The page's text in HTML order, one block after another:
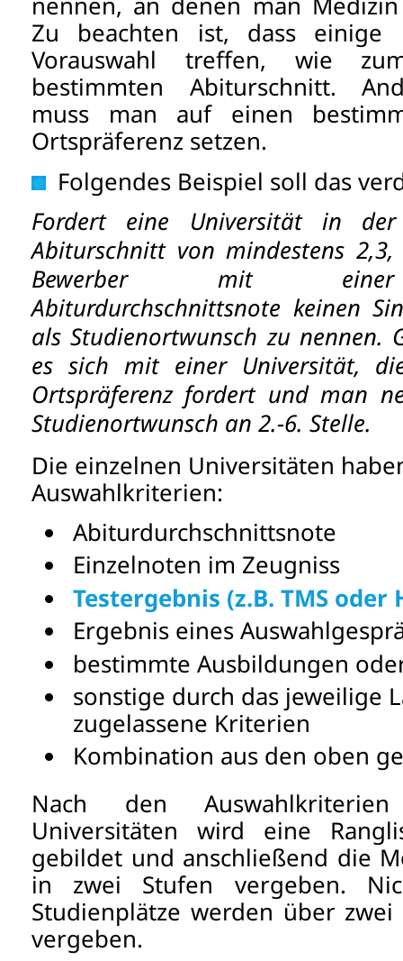
Zu beachten ist, dass einige
Vorauswahl treffen, wie
bestimmten Abiturschnitt.
muss man auf einen
Ortspräferenz setzen.
Folgendes Beispiel soll das
Fordert eine Universität in der
Abiturschnitt von mindestens
Bewerber mit einer
Abiturdurchschnittsnote keinen
als Studienortwunsch zu nennen.
es sich mit einer Universität,
Ortspräferenz fordert und man
Studienortwunsch an 2.-6. Stelle.
Die einzelnen Universitäten
Auswahlkriterien:
Abiturdurchschnittsnote
Einzelnoten im Zeugniss
Testergebnis (z.B. TMS oder
Ergebnis eines
bestimmte Ausbildungen
sonstige durch das jeweilige
zugelassene Kriterien
Kombination aus den oben
Nach den
Universitäten wird eine
gebildet und anschließend die
in zwei Stufen vergeben.
Studienplätze werden über
vergeben.